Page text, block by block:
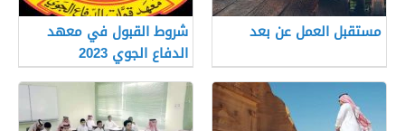
مستقبل العمل عن بعد
شروط القبول في معهد
الدفاع الجوي 2023